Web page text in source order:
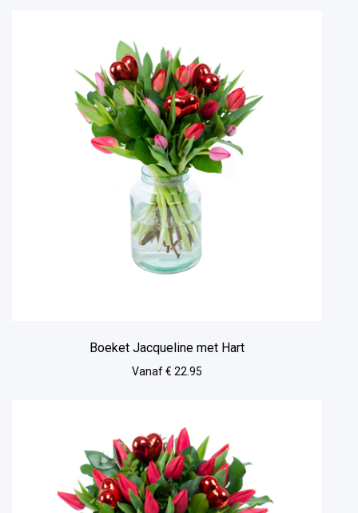
Boeket Jacqueline met Hart
Vanaf € 22.95